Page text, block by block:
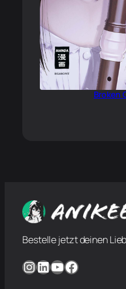
Broken
Bestelle jetzt deinen
InstagramLinkedIn YouTube Facebook